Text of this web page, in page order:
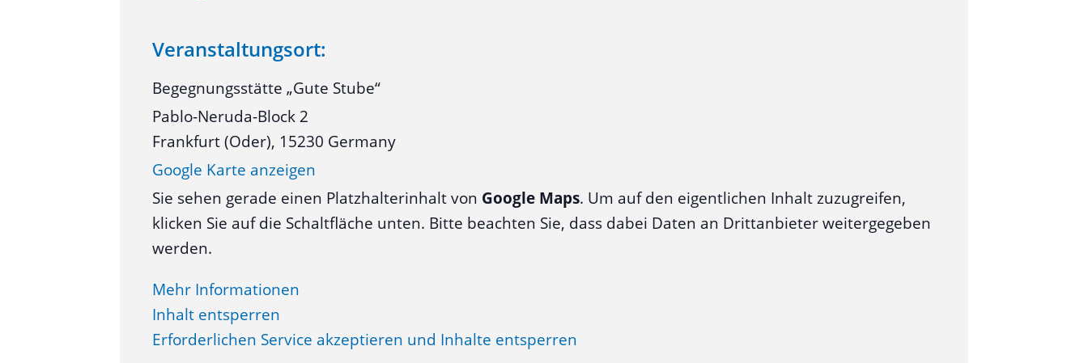
Veranstaltungsort:
Begegnungsstätte „Gute Stube“
Pablo-Neruda-Block 2
Frankfurt (Oder), 15230 Germany
Google Karte anzeigen
Sie sehen gerade einen Platzhalterinhalt von Google Maps. Um auf den eigentlichen Inhalt zuzugreifen,
klicken Sie auf die Schaltfläche unten. Bitte beachten Sie, dass dabei Daten an Drittanbieter weitergegeben
werden.
Mehr Informationen
Inhalt entsperren
Erforderlichen Service akzeptieren und Inhalte entsperren